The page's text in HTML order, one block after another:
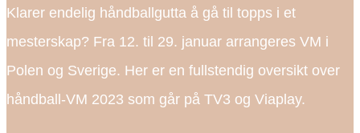
Klarer endelig håndballgutta å gå til topps i et
mesterskap? Fra 12. til 29. januar arrangeres VM i
Polen og Sverige. Her er en fullstendig oversikt over
håndball-VM 2023 som går på TV3 og Viaplay.